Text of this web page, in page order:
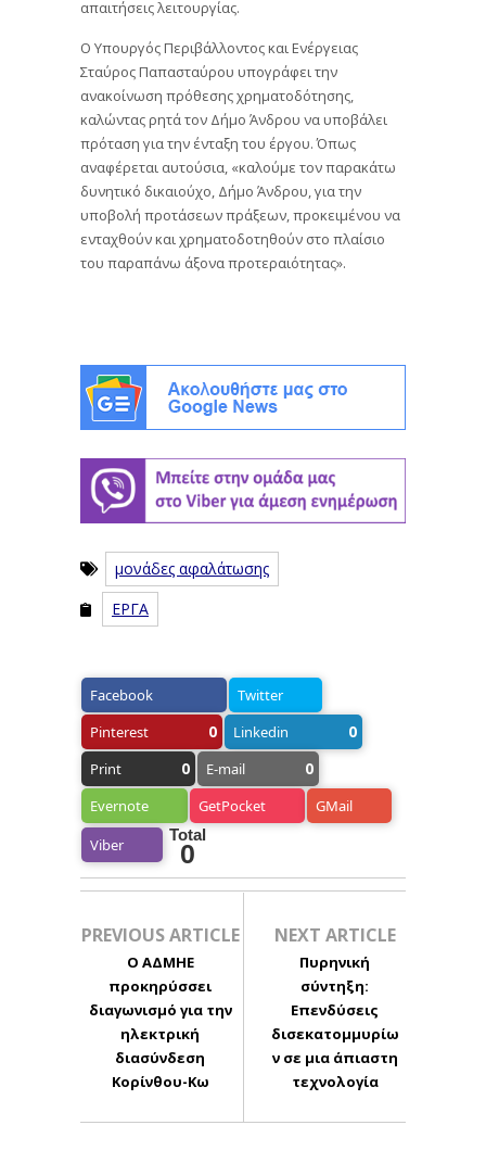
απαιτήσεις λειτουργίας.
Ο Υπουργός Περιβάλλοντος και Ενέργειας
Σταύρος Παπασταύρου υπογράφει την
ανακοίνωση πρόθεσης χρηματοδότησης,
καλώντας ρητά τον Δήμο Άνδρου να υποβάλει
πρόταση για την ένταξη του έργου. Όπως
αναφέρεται αυτούσια, «καλούμε τον παρακάτω
δυνητικό δικαιούχο, Δήμο Άνδρου, για την
υποβολή προτάσεων πράξεων, προκειμένου να
ενταχθούν και χρηματοδοτηθούν στο πλαίσιο
του παραπάνω άξονα προτεραιότητας».
μονάδες αφαλάτωσης
ΕΡΓΑ
Facebook
Twitter
Pinterest
0 Linkedin 0
Print 0 E-mail 0
Evernote GetPocket GMail
Viber
Total
0
PREVIOUS ARTICLE
Ο ΑΔΜΗΕ
προκηρύσσει
διαγωνισμό για την
ηλεκτρική
διασύνδεση
Κορίνθου-Κω
NEXT ARTICLE
Πυρηνική
σύντηξη:
Επενδύσεις
δισεκατομμυρίω
ν σε μια άπιαστη
τεχνολογία